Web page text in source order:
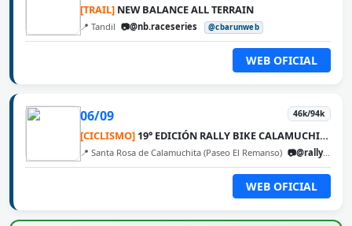
[TRAIL] NEW BALANCE ALL TERRAIN
📍 Tandil 📷@nb.raceseries @cbarunweb
WEB OFICIAL
06/09 46k/94k
[CICLISMO] 19° EDICIÓN RALLY BIKE CALAMUCHITA
📍 Santa Rosa de Calamuchita (Paseo El Remanso) 📷@rallybikecalamuchita
WEB OFICIAL